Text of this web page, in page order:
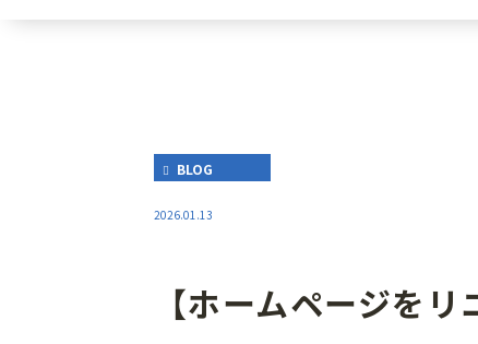
BLOG
2026.01.13
【ホームページを